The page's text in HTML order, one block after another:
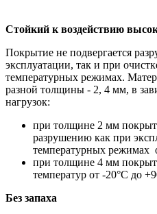
Стойкий к воздействию
Покрытие не подвергается
эксплуатации, так и при
температурных режимах.
разной толщины - 2, 4 мм, в
нагрузок:
при толщине 2 мм
разрушению как при
температурных режимах
при толщине 4 мм
температур от -20°С до
Без запаха